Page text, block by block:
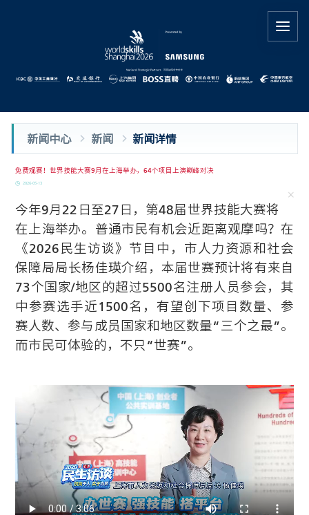
新闻中心 新闻 新闻详情
免费观赛！世界技能大赛9月在上海举办，64个项目上演巅峰对决
2026-05-13
今年9月22日至27日，第48届世界技能大赛将
在上海举办。普通市民有机会近距离观摩吗？ 在
《2026民生访谈》节目中，市人力资源和社会
保障局局长杨佳瑛介绍，本届世赛预计将有来自
73个国家/地区的超过5500名注册人员参会，其
中参赛选手近1500名，有望创下项目数量、参
赛人数、参与成员国家和地区数量“三个之最”。
而市民可体验的，不只“世赛”。